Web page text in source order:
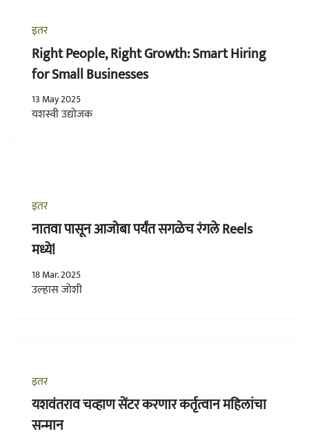
इतर
Right People, Right Growth: Smart Hiring
for Small Businesses
13 May 2025
यशस्वी उद्योजक
इतर
नातवा पासून आजोबा पर्यंत सगळेच रंगले Reels
मध्ये!
18 Mar. 2025
उल्हास जोशी
इतर
यशवंतराव चव्हाण सेंटर करणार कर्तृत्वान महिलांचा
सन्मान